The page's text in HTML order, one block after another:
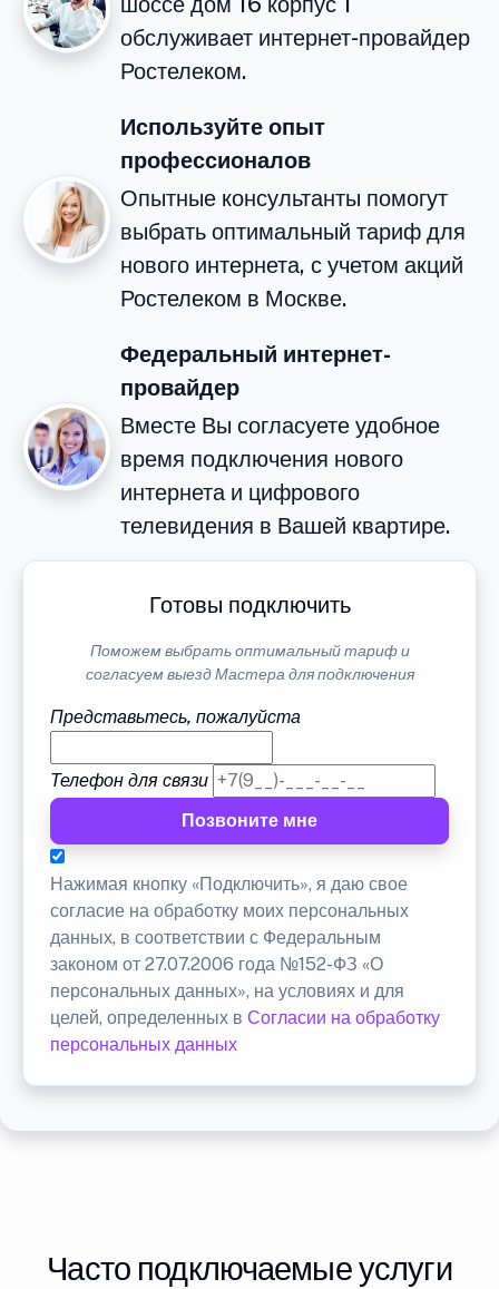
обслуживает интернет-провайдер
Ростелеком.
Используйте опыт
профессионалов
Опытные консультанты помогут
выбрать оптимальный тариф для
нового интернета, с учетом акций
Ростелеком в Москве.
Федеральный интернет-
провайдер
Вместе Вы согласуете удобное
время подключения нового
интернета и цифрового
телевидения в Вашей квартире.
Готовы подключить
Поможем выбрать оптимальный тариф и
согласуем выезд Мастера для подключения
Представьтесь, пожалуйста
Телефон для связи
Позвоните мне
Нажимая кнопку «Подключить», я даю свое
согласие на обработку моих персональных
данных, в соответствии с Федеральным
законом от 27.07.2006 года №152-ФЗ «О
персональных данных», на условиях и для
целей, определенных в Согласии на обработку
персональных данных
Часто подключаемые услуги